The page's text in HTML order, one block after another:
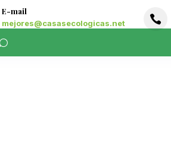
E-mail
mejores@casasecologicas.net 